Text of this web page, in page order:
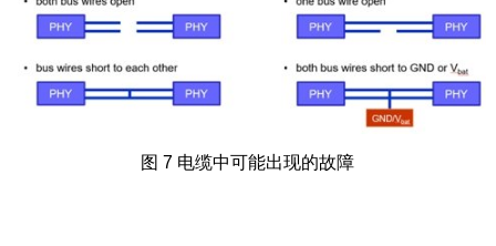
图 7 电缆中可能出现的故障